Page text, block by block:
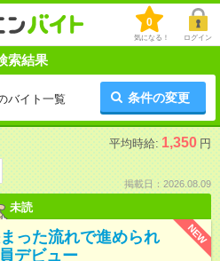
0
気になる！ ログイン
索結果
バイト一覧 条件の変更
平均時給: 1,350 円
掲載日：2026.08.09
未読
NEW
った流れで進められ
デビュー